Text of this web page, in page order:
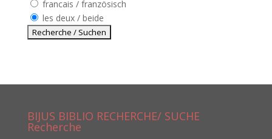
francais / französisch
les deux / beide
BIJUS BIBLIO RECHERCHE/ SUCHE
Recherche